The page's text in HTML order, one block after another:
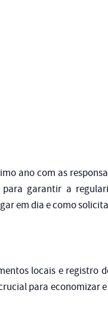
ano com as
para garantir a
em dia e como
locais e registro
para economizar